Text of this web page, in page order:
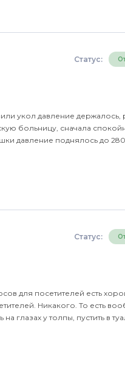
Статус:
укол давление
больницу, сначала
давление поднялось до
Статус:
для посетителей есть
Никакого. То есть
глазах у толпы, пустить в